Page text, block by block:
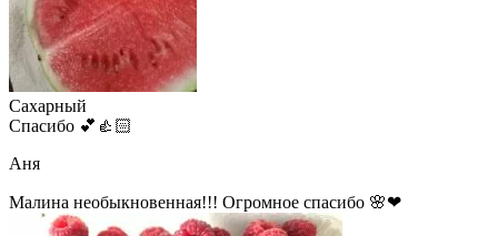
Сахарный
Спасибо 💕👍🏻
Аня
Малина необыкновенная!!! Огромное спасибо 🌸❤